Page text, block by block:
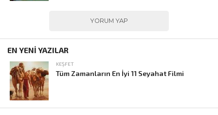
YORUM YAP
EN YENİ YAZILAR
KEŞFET
Tüm Zamanların En İyi 11 Seyahat Filmi